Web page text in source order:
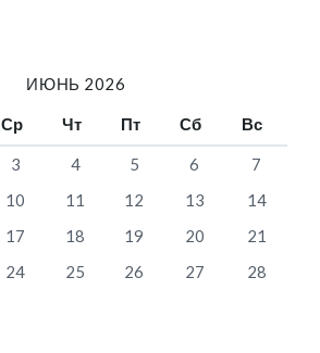
ИЮНЬ 2026
Ср Чт Пт Сб Вс
3 4 5 6
7
10 11 12 13
14
17 18 19 20
21
24 25 26 27
28